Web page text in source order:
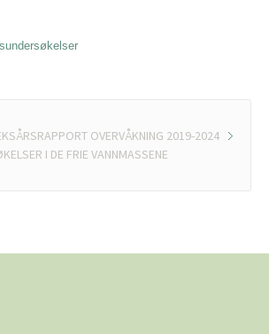
OVERVÅKNING 2019-2024
I DE FRIE VANNMASSENE